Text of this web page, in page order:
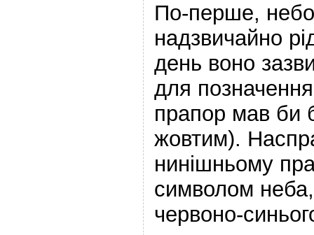
По-перше,
надзвичайно
день воно
для
прапор мав би
жовтим).
нинішньому
символом
червоно-